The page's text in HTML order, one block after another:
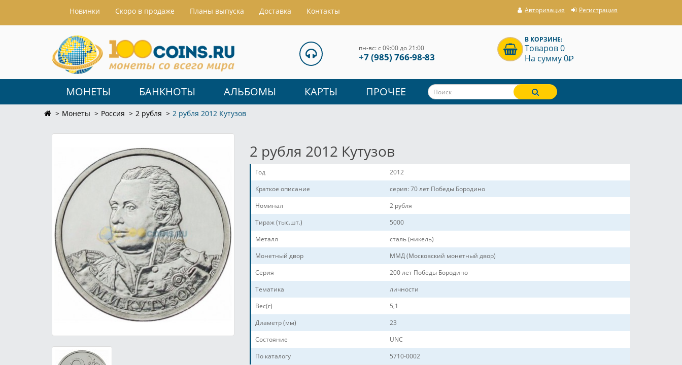
Hовинки Скоро в продаже Планы выпуска Доставка Контакты Авторизация Регистрация
пн-вс: с 09:00 до 21:00
+7 (985) 766-98-83
В КОРЗИНЕ:
Товаров 0
На сумму 0P
МОНЕТЫ БАНКНОТЫ АЛЬБОМЫ КАРТЫ ПРОЧЕЕ
Монеты Россия 2 рубля 2 рубля 2012 Кутузов
2 рубля 2012 Кутузов
Год
2012
Краткое описание
серия: 70 лет Победы Бородино
Номинал
2 рубля
Тираж (тыс.шт.)
5000
Металл
сталь (никель)
Монетный двор
ММД (Московский монетный двор)
Серия
200 лет Победы Бородино
Тематика
личности
Вес(г)
5,1
Диаметр (мм)
23
Состояние
UNC
По каталогу
5710-0002